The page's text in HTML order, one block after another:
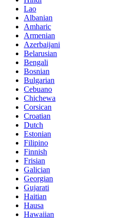
Lao
Albanian
Amharic
Armenian
Azerbaijani
Belarusian
Bengali
Bosnian
Bulgarian
Cebuano
Chichewa
Corsican
Croatian
Dutch
Estonian
Filipino
Finnish
Frisian
Galician
Georgian
Gujarati
Haitian
Hausa
Hawaiian